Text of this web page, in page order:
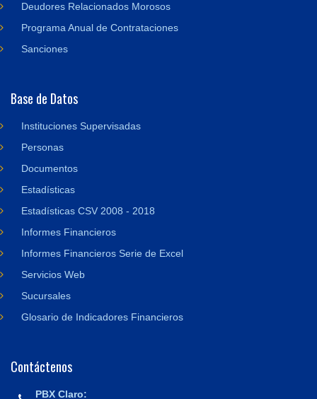
Deudores Relacionados Morosos
Programa Anual de Contrataciones
Sanciones
Base de Datos
Instituciones Supervisadas
Personas
Documentos
Estadísticas
Estadísticas CSV 2008 - 2018
Informes Financieros
Informes Financieros Serie de Excel
Servicios Web
Sucursales
Glosario de Indicadores Financieros
Contáctenos
PBX Claro: